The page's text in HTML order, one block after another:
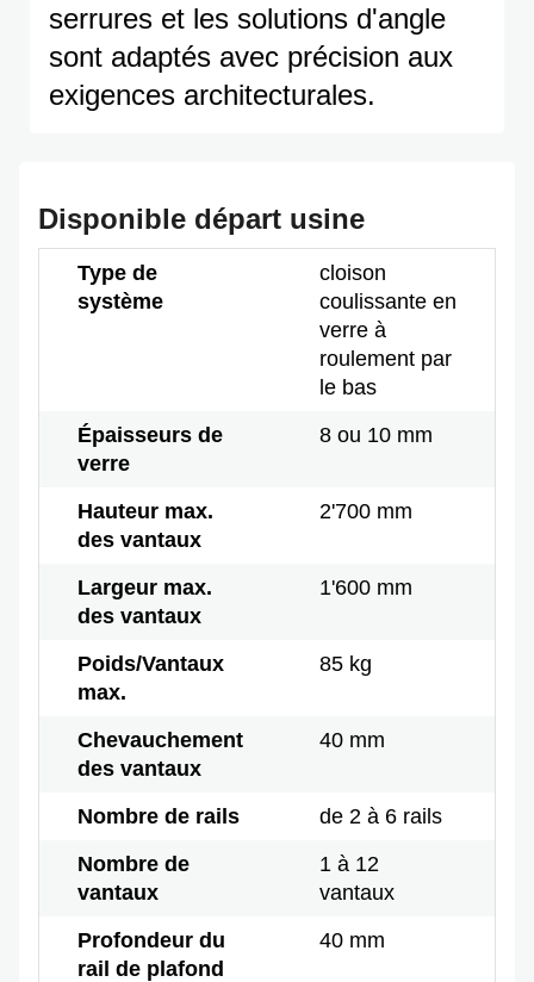
serrures et les solutions d'angle
sont adaptés avec précision aux
exigences architecturales.
Disponible départ usine
Type de
système
cloison
coulissante en
verre à
roulement par
le bas
Épaisseurs de
verre
8 ou 10 mm
Hauteur max.
des vantaux
2'700 mm
Largeur max.
des vantaux
1'600 mm
Poids/Vantaux
max.
85 kg
Chevauchement
des vantaux
40 mm
Nombre de rails
de 2 à 6 rails
Nombre de
vantaux
1 à 12
vantaux
Profondeur du
rail de plafond
40 mm